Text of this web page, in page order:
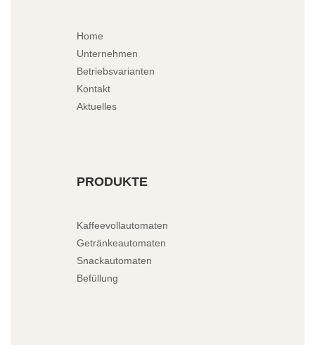
Home
Unternehmen
Betriebsvarianten
Kontakt
Aktuelles
PRODUKTE
Kaffeevollautomaten
Getränkeautomaten
Snackautomaten
Befüllung